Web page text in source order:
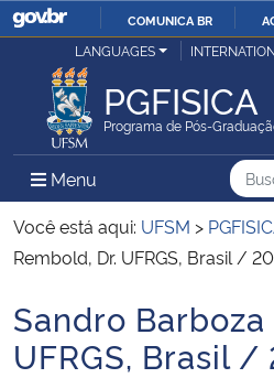
IR
O
COMUNICA BR
Ministério da Justiça e Segurança Pública
Ministério da Defesa
Ministério das Relações Exteriores
Ministério da Infraestrutura
LANGUAGES
PGFISICA
Programa de Pós-
Menu Menu Principal do
Você está aqui: UFSM >
Rembold, Dr. UFRGS, Brasil /
Início do conteúdo
Sandro
UFRGS, Brasil